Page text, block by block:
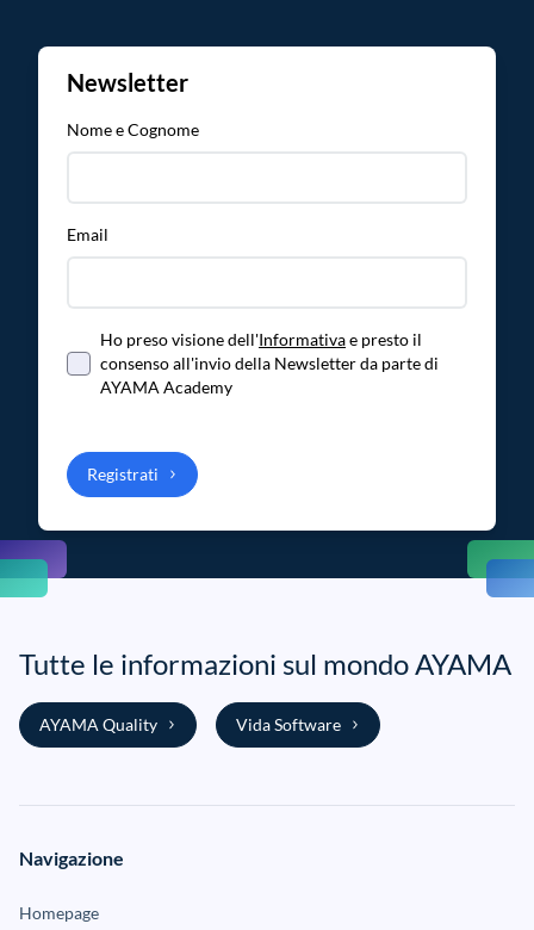
Newsletter
Nome e Cognome
Email
Ho preso visione dell'Informativae presto il
consenso all'invio della Newsletter da parte di
AYAMA Academy
Registrati
Tutte le informazioni sul mondo AYAMA
AYAMA Quality Vida Software
Navigazione
Homepage